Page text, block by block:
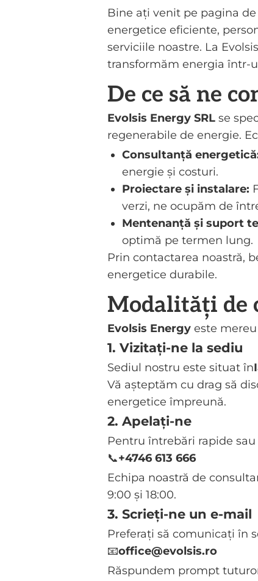
Bine ați venit pe pagina
energetice eficiente,
serviciile noastre. La
transformăm energia într-
De ce să ne
Evolsis Energy SRL se
regenerabile de energie.
Consultanță
energie și costuri.
Proiectare și instalare:
verzi, ne ocupăm de
Mentenanță și suport
optimă pe termen lung.
Prin contactarea noastră,
energetice durabile.
Modalități de
Evolsis Energy este
1. Vizitați-ne la sediu
Sediul nostru este situat în
Vă așteptăm cu drag să
energetice împreună.
2. Apelați-ne
Pentru întrebări rapide
📞+4746 613 666
Echipa noastră de
9:00 și 18:00.
3. Scrieți-ne un e-mail
Preferați să comunicați în
📧office@evolsis.ro
Răspundem prompt